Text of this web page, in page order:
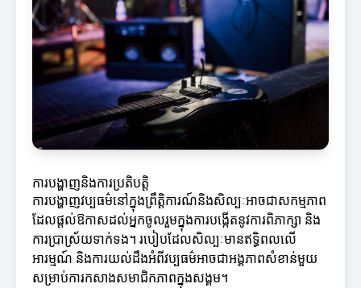
ការបង្ហាញនិងការប្រតិបត្តិ
ការបង្ហាញវប្បធម៌នៅក្នុងព្រឹត្តិការណ៍និងសិល្បៈអាចជាសកម្មភាព
ដែលផ្តល់ឱកាសដល់អ្នកចូលរួមក្នុងការបង្កើតនូវការពិភាក្សា និង
ការប្រាស្រ័យទាក់ទង។ របៀបដែលសិល្បៈមានឥទ្ធិពលលើ
អារម្មណ៍ និងការយល់ដឹងអំពីវប្បធម៌អាចជាអង្គភាពសំខាន់មួយ
សម្រាប់ការកសាងសមាជិកភាពក្នុងសង្គម។